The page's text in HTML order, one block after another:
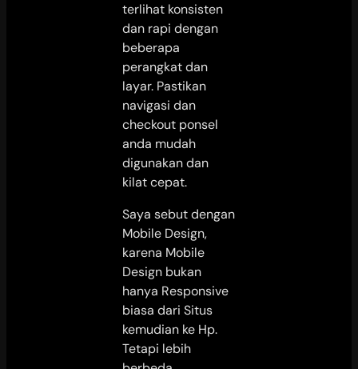
terlihat konsisten
dan rapi dengan
beberapa
perangkat dan
layar. Pastikan
navigasi dan
checkout ponsel
anda mudah
digunakan dan
kilat cepat.
Saya sebut dengan
Mobile Design,
karena Mobile
Design bukan
hanya Responsive
biasa dari Situs
kemudian ke Hp.
Tetapi lebih